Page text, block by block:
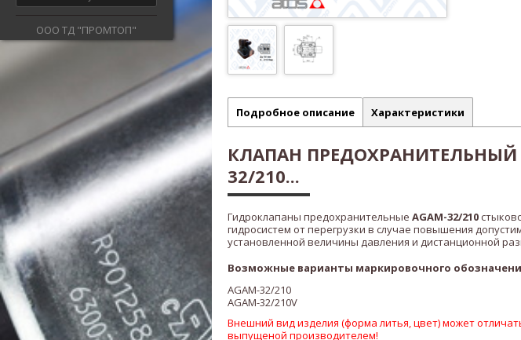
ООО ТД "ПРОМТОП"
Подробное описание Характеристики
КЛАПАН ПРЕДОХРАНИТЕЛЬНЫЙ
32/210...
Гидроклапаны предохранительные AGAM-32/210
гидросистем от перегрузки в случае повышения
установленной величины давления и дистанционной
Возможные варианты маркировочного
AGAM-32/210
AGAM-32/210V
Внешний вид изделия (форма литья, цвет) может
выпущеной производителем!